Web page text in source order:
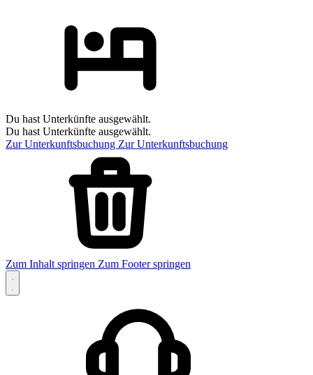
Du hast Unterkünfte ausgewählt.
Du hast Unterkünfte ausgewählt.
Zur Unterkunftsbuchung Zur Unterkunftsbuchung
Zum Inhalt springen Zum Footer springen